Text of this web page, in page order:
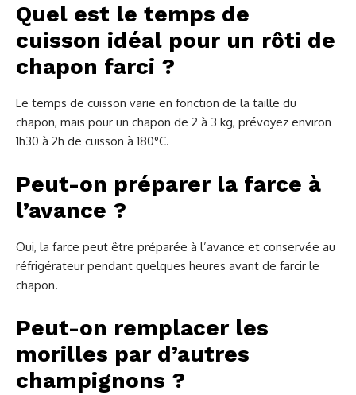
Quel est le temps de
cuisson idéal pour un rôti de
chapon farci ?
Le temps de cuisson varie en fonction de la taille du
chapon, mais pour un chapon de 2 à 3 kg, prévoyez environ
1h30 à 2h de cuisson à 180°C.
Peut-on préparer la farce à
l’avance ?
Oui, la farce peut être préparée à l’avance et conservée au
réfrigérateur pendant quelques heures avant de farcir le
chapon.
Peut-on remplacer les
morilles par d’autres
champignons ?